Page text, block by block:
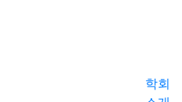
학회